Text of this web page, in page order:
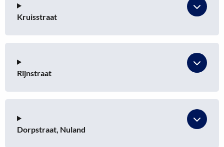
Kruisstraat
Rijnstraat
Dorpstraat, Nuland